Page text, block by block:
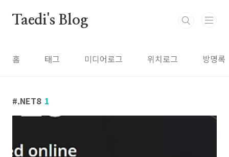
Taedi's Blog
홈 태그 미디어로그 위치로그 방명록
.NET8 1